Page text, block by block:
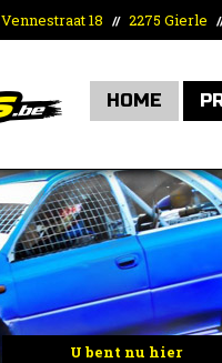
Vennestraat 18 // 2275 Gierle
HOME
U bent nu hier